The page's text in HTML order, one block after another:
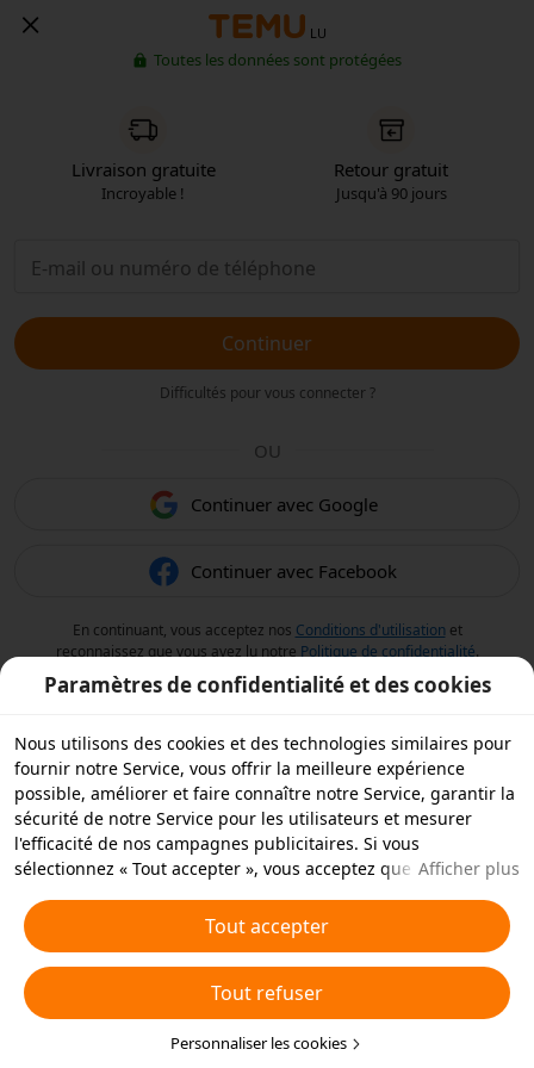
LU
Toutes les données sont protégées
Livraison gratuite
Incroyable !
Retour gratuit
Jusqu'à 90 jours
Continuer
Difficultés pour vous connecter ?
OU
Continuer avec Google
Continuer avec Facebook
En continuant, vous acceptez nos Conditions d'utilisation et
reconnaissez que vous avez lu notre Politique de confidentialité.
Paramètres de confidentialité et des cookies
Nous utilisons des cookies et des technologies similaires pour
fournir notre Service, vous offrir la meilleure expérience
possible, améliorer et faire connaître notre Service, garantir la
sécurité de notre Service pour les utilisateurs et mesurer
l'efficacité de nos campagnes publicitaires. Si vous
sélectionnez « Tout accepter », vous acceptez que nous et nos
similaires sur votre appareil à des fins publicitaires. Vous
pouvez aussi « rejeter tous » les cookies non essentiels ou
choisir les types de cookies que vous souhaitez accepter ou
rejeter à tout moment dans vos paramètres de confidentialité
ou en cliquant sur « Personnaliser les cookies » ci-dessous.
Pour plus de détails, consultez notrePolitique relative aux
Afficher plus
Tout accepter
Tout refuser
Personnaliser les cookies